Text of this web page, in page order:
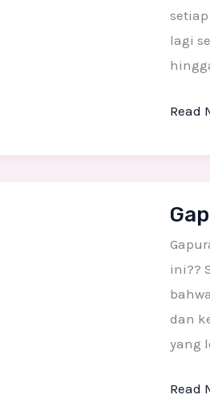
lagi
3D
Read
ini??
dan
yang
Imlek
Read